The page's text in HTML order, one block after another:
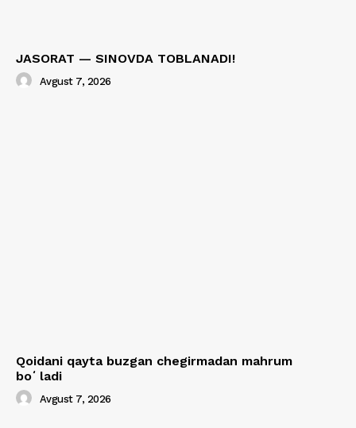
JASORAT — SINOVDA TOBLANADI!
Avgust 7, 2026
Qoidani qayta buzgan chegirmadan mahrum
boʻladi
Avgust 7, 2026